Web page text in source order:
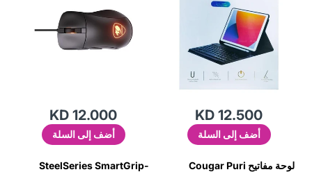
KD 12.500
أضف إلى السلة
KD 12.000
أضف إلى السلة
لوحة مفاتيح Cougar Puri
SteelSeries SmartGrip-